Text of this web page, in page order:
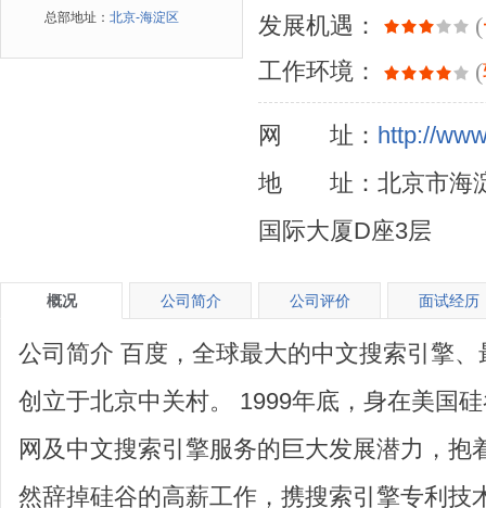
总部地址： 北京-海淀区
发展机遇：
(
工作环境：
(
网 址： http://
地 址：北京市海淀
国际大厦D座3层
概况 公司简介 公司评价 面试经历
公司简介 百度，全球最大的中文搜索引擎
创立于北京中关村。 1999年底，身在美国
网及中文搜索引擎服务的巨大发展潜力，抱
然辞掉硅谷的高薪工作，携搜索引擎专利技